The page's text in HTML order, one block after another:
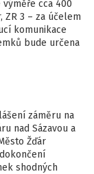
výměře cca 400
ZR 3 – za účelem
komunikace
bude určena
záměru na
nad Sázavou a
Žďár
shodných